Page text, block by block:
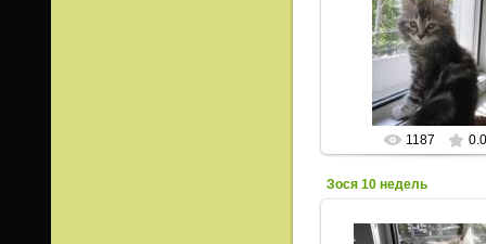
23.06.2013
ИрисКо
1187 0.0
Зося 10 недель